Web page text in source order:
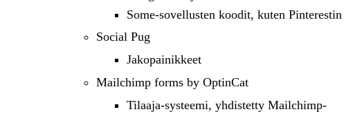
Some-sovellusten koodit, kuten
Social Pug
Jakopainikkeet
Mailchimp forms by OptinCat
Tilaaja-systeemi, yhdistetty Mailchimp-